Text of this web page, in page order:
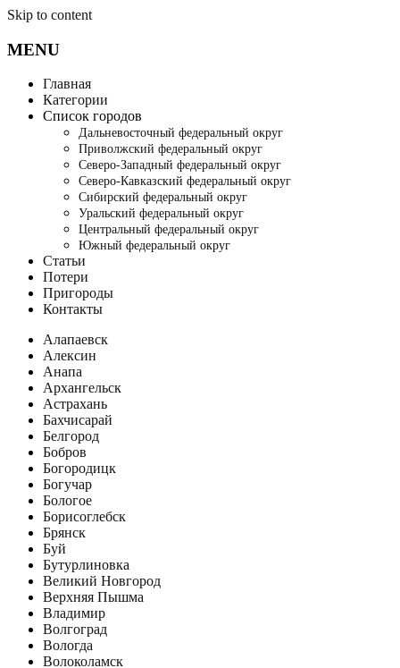
Skip to content
MENU
Главная
Категории
Список городов
Дальневосточный федеральный округ
Приволжский федеральный округ
Северо-Западный федеральный округ
Северо-Кавказский федеральный округ
Сибирский федеральный округ
Уральский федеральный округ
Центральный федеральный округ
Южный федеральный округ
Статьи
Потери
Пригороды
Контакты
Алапаевск
Алексин
Анапа
Архангельск
Астрахань
Бахчисарай
Белгород
Бобров
Богородицк
Богучар
Бологое
Борисоглебск
Брянск
Буй
Бутурлиновка
Великий Новгород
Верхняя Пышма
Владимир
Волгоград
Вологда
Волоколамск